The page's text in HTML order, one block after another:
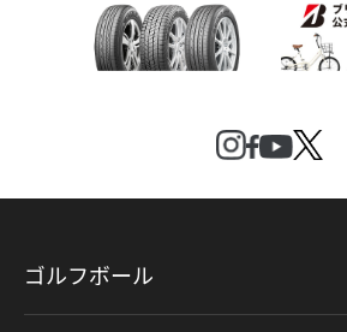
ゴルフボール